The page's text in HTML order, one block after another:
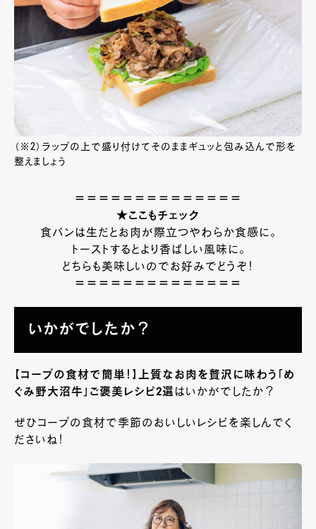
（※2）ラップの上で盛り付けてそのままギュッと包み込んで形を
整えましょう
＝＝＝＝＝＝＝＝＝＝＝＝＝＝
★ここもチェック
食パンは生だとお肉が際立つやわらか食感に。
トーストするとより香ばしい風味に。
どちらも美味しいのでお好みでどうぞ！
＝＝＝＝＝＝＝＝＝＝＝＝＝＝
いかがでしたか？
【コープの食材で簡単！】上質なお肉を贅沢に味わう「め
ぐみ野大沼牛」ご褒美レシピ2選 はいかがでしたか？
ぜひコープの食材で季節のおいしいレシピを楽しんでく
ださいね！